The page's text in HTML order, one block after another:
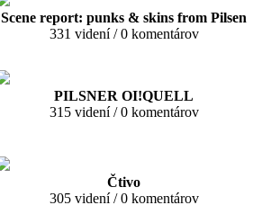
Scene report: punks & skins from Pilsen
331 videní / 0 komentárov
PILSNER OI!QUELL
315 videní / 0 komentárov
Čtivo
305 videní / 0 komentárov